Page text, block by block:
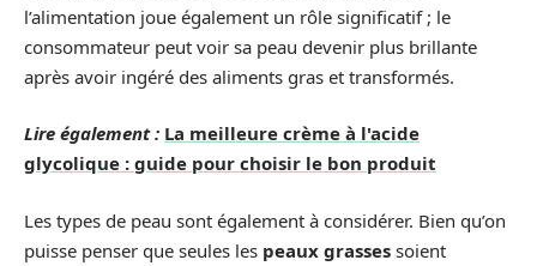
l’alimentation joue également un rôle significatif ; le
consommateur peut voir sa peau devenir plus brillante
après avoir ingéré des aliments gras et transformés.
Lire également : La meilleure crème à l'acide
glycolique : guide pour choisir le bon produit
Les types de peau sont également à considérer. Bien qu’on
puisse penser que seules les peaux grasses soient